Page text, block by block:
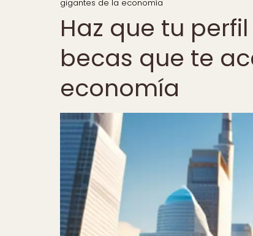
gigantes de la economía
Haz que tu
becas que te
economía